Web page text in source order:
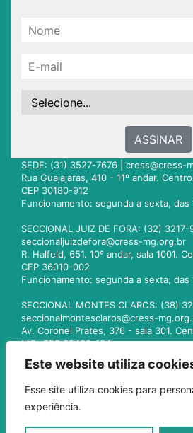
Este website utiliza
Esse site utiliza cookies para
experiência.
ASSINAR
SEDE: (31) 3527-7676 | cress@cress-
Rua Guajajaras, 410 - 11º andar.
CEP 30180-912
Funcionamento: segunda a sexta, das
SECCIONAL JUIZ DE FORA: (32) 3217-
seccionaljuizdefora@cress-mg.org.br
R. Halfeld, 651. 10º andar, sala 1001.
CEP 36010-002
Funcionamento: segunda a sexta, das
SECCIONAL MONTES CLAROS: (38)
seccionalmontesclaros@cress-
Av. Coronel Prates, 376 - sala 301.
MG. CEP 39400-104
seccionaluberlandia@cress-mg.org.br
Av. Afonso Pena, 547 - sala 101.